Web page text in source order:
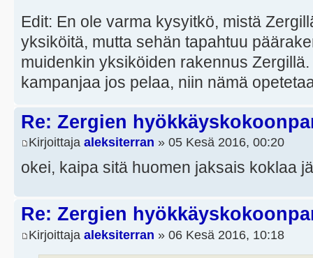
Edit: En ole varma kysyitkö, mistä
yksiköitä, mutta sehän tapahtuu
muidenkin yksiköiden rakennus
kampanjaa jos pelaa, niin nämä
Re: Zergien
Kirjoittaja aleksiterran » 05 Kesä 2016, 00:20
okei, kaipa sitä huomen jaksais koklaa
Re: Zergien
Kirjoittaja aleksiterran » 06 Kesä 2016, 10:18